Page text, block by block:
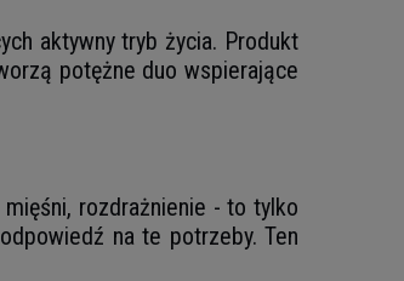
aktywny tryb życia. Produkt
potężne duo wspierające
rozdrażnienie - to tylko
na te potrzeby. Ten